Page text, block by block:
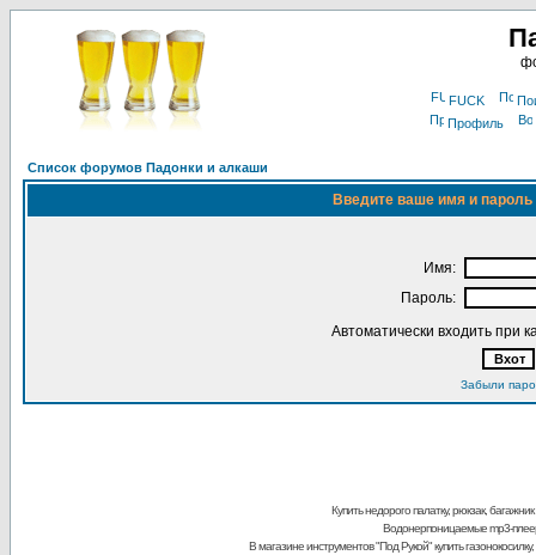
FUCK
Профиль
Список форумов Падонки и алкаши
Введите ваше имя и
Имя:
Пароль:
Автоматически входить при
Забыли
Купить недорого палатку, рюкзак, багажник
Водонерпоницаемые mp3-
В магазине инструментов "Под Рукой"купить